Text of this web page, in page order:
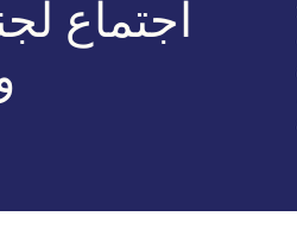
اجتماع